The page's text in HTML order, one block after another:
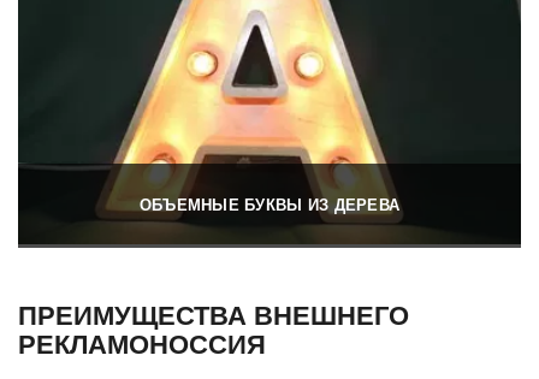
ОБЪЕМНЫЕ БУКВЫ ИЗ ДЕРЕВА
ПРЕИМУЩЕСТВА ВНЕШНЕГО
РЕКЛАМОНОССИЯ